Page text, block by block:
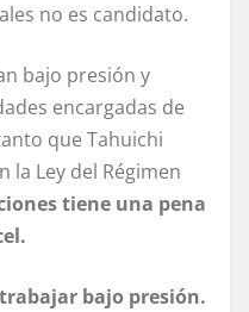
no es candidato.
bajo presión y
encargadas de
que Tahuichi
la Ley del Régimen
tiene una pena
bajo presión.